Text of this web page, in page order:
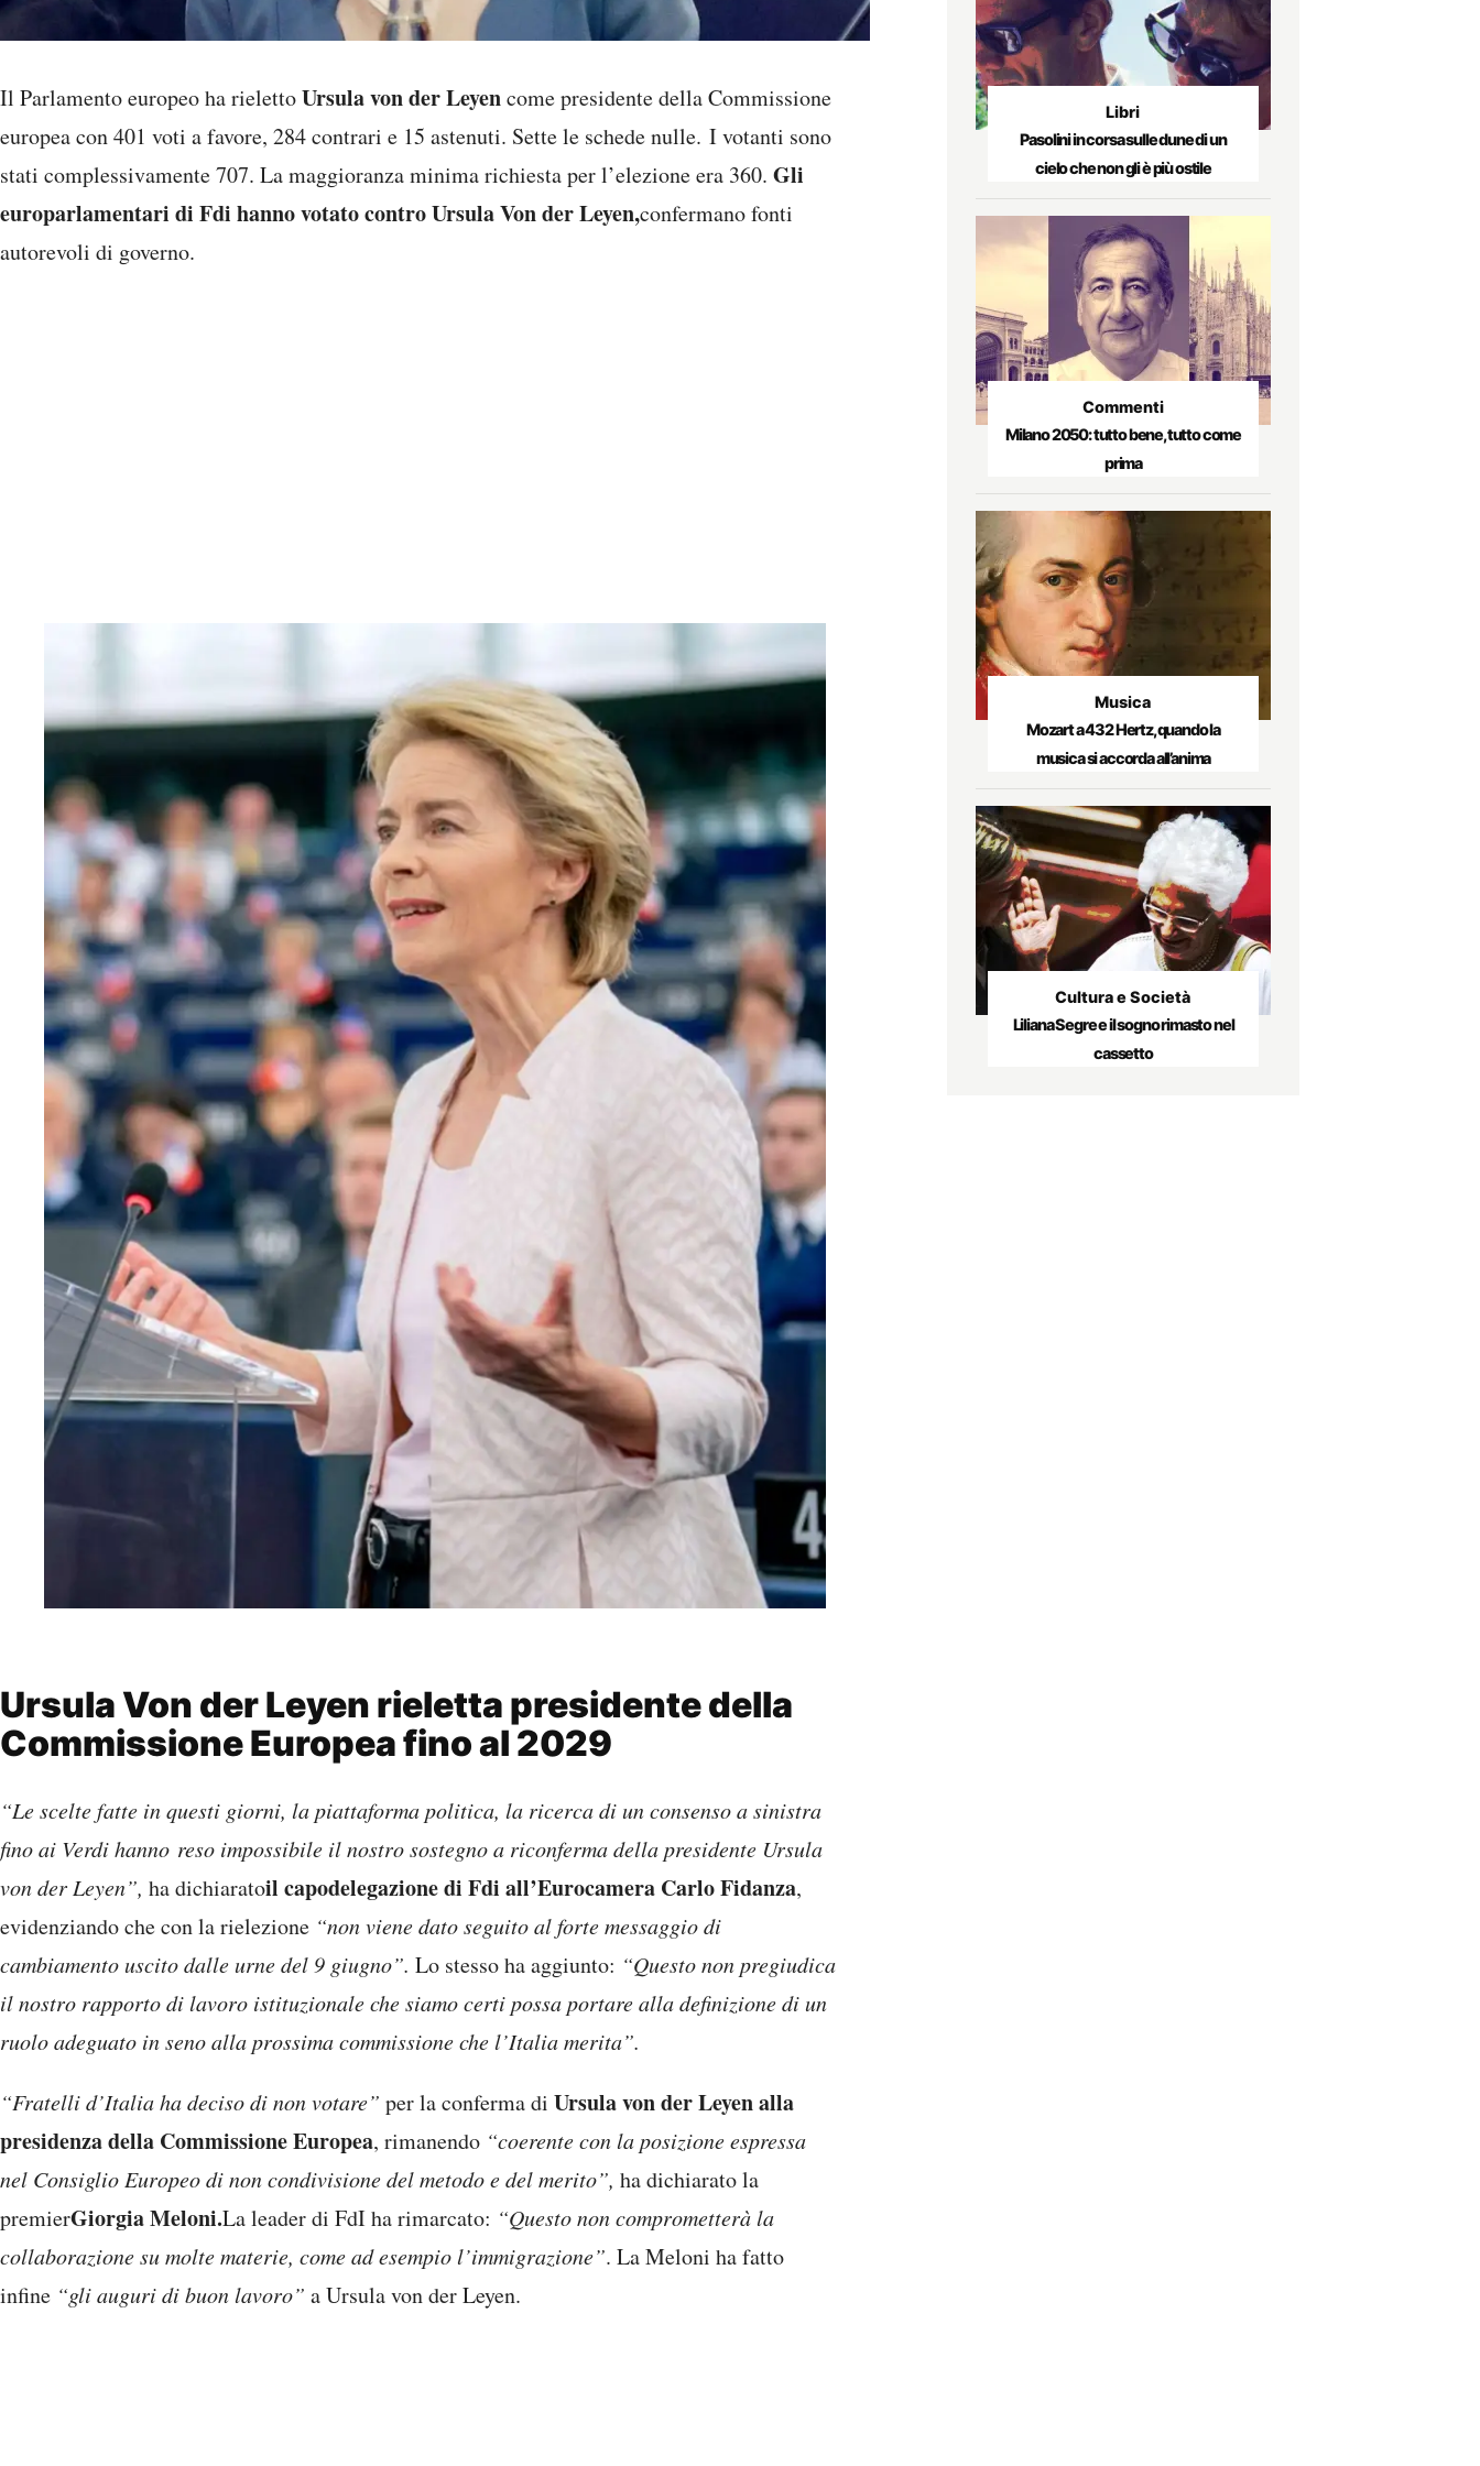
Il Parlamento europeo ha rielettoUrsula von der Leyencome presidente della Commissione
europea con 401 voti a favore, 284 contrari e 15 astenuti. Sette le schede nulle. I votanti sono
stati complessivamente 707. La maggioranza minima richiesta per l’elezione era 360. Gli
europarlamentari di Fdi hanno votato contro Ursula Von der Leyen,confermano fonti
autorevoli di governo.
Ursula Von der Leyen rieletta presidente della
Commissione Europea fino al 2029
“Le scelte fatte in questi giorni, la piattaforma politica, la ricerca di un consenso a sinistra
fino ai Verdi hanno reso impossibile il nostro sostegno a riconferma della presidente Ursula
von der Leyen”, ha dichiaratoil capodelegazione di Fdi all’Eurocamera Carlo Fidanza,
evidenziando che con la rielezione “non viene dato seguito al forte messaggio di
cambiamento uscito dalle urne del 9 giugno”. Lo stesso ha aggiunto: “Questo non pregiudica
il nostro rapporto di lavoro istituzionale che siamo certi possa portare alla definizione di un
ruolo adeguato in seno alla prossima commissione che l’Italia merita”.
“Fratelli d’Italia ha deciso di non votare” per la conferma di Ursula von der Leyen alla
presidenza della Commissione Europea, rimanendo “coerente con la posizione espressa
nel Consiglio Europeo di non condivisione del metodo e del merito”, ha dichiarato la
premierGiorgia Meloni.La leader di FdI ha rimarcato: “Questo non comprometterà la
collaborazione su molte materie, come ad esempio l’immigrazione”. La Meloni ha fatto
infine “gli auguri di buon lavoro” a Ursula von der Leyen.
Libri
Pasolini in corsa sulle dune di un
cielo che non gli è più ostile
Commenti
Milano 2050: tutto bene, tutto come
prima
Musica
Mozart a 432 Hertz, quando la
musica si accorda all’anima
Cultura e Società
Liliana Segre e il sogno rimasto nel
cassetto